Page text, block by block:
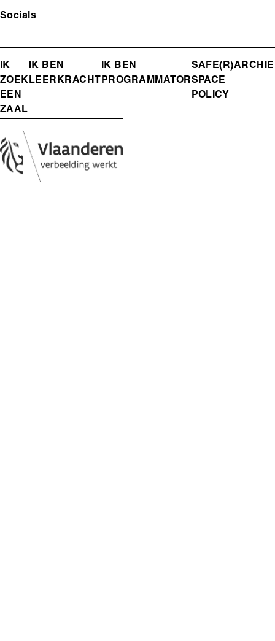
Socials
FOOTER-
MENU
IK
ZOEK
EEN
ZAAL
IK BEN
LEERKRACHT
IK BEN
PROGRAMMATOR
SAFE(R)
SPACE
POLICY
Media
Afbeelding